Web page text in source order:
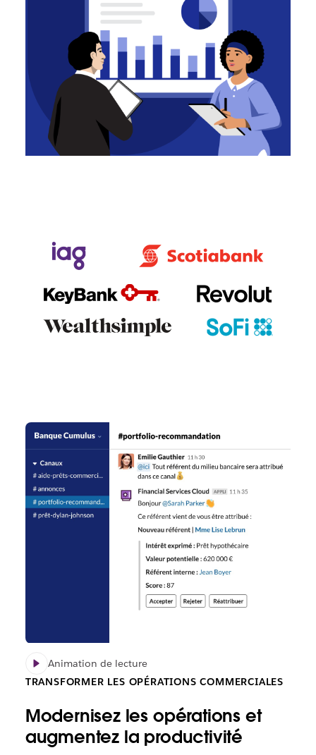
Animation de lecture
TRANSFORMER LES OPÉRATIONS COMMERCIALES
Modernisez les opérations et
augmentez la productivité